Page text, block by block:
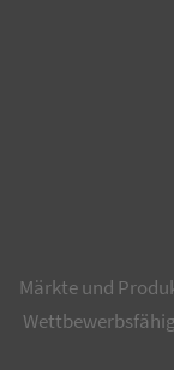
Märkte und